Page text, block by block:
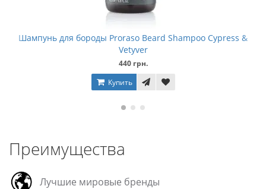
Шампунь для бороды Proraso Beard Shampoo Cypress &
Vetyver
440 грн.
Купить
Преимущества
Лучшие мировые бренды